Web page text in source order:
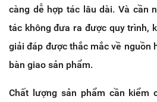
càng dễ hợp tác lâu dài. Và cần
tác không đưa ra được quy trình,
giải đáp được thắc mắc về nguồn
bàn giao sản phẩm.
Chất lượng sản phẩm cần kiểm